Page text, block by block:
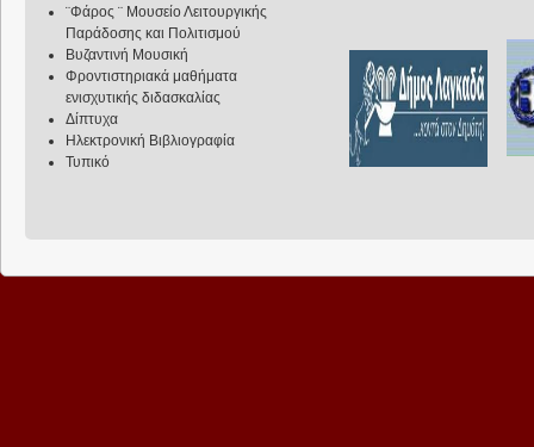
¨Φάρος ¨ Μουσείο Λειτουργικής
Παράδοσης και Πολιτισμού
Βυζαντινή Μουσική
Φροντιστηριακά μαθήματα
ενισχυτικής διδασκαλίας
Δίπτυχα
Ηλεκτρονική Βιβλιογραφία
Τυπικό